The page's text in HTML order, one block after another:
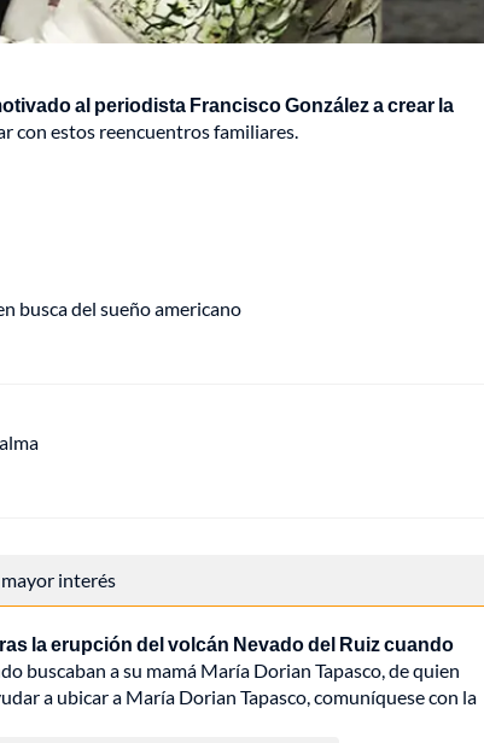
al periodista Francisco González a crear la
con estos reencuentros familiares.
busca del sueño americano
mayor interés
la erupción del volcán Nevado del Ruiz cuando
buscaban a su mamá María Dorian Tapasco, de quien
a ubicar a María Dorian Tapasco, comuníquese con la